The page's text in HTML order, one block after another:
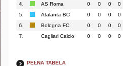
4.
AS Roma 0 0 0 0
5.
Atalanta BC 0 0 0 0
6.
Bologna FC 0 0 0 0
7.
Cagliari Calcio 0 0 0 0
PEŁNA TABELA